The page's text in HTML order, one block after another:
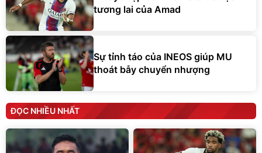
tương lai của Amad
Sự tỉnh táo của INEOS giúp MU
thoát bẫy chuyển nhượng
ĐỌC NHIỀU NHẤT